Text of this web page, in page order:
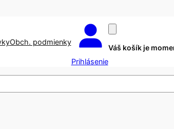
Obch. podmienky
Prihlásenie
Váš košík je